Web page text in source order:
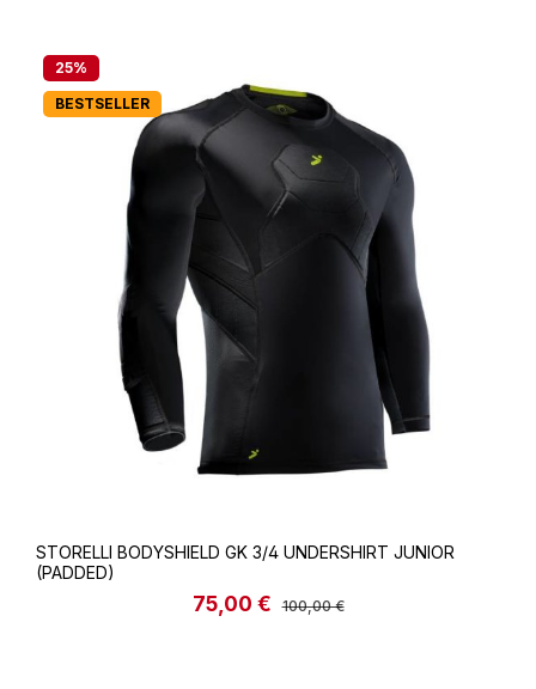
25%
BESTSELLER
STORELLI BODYSHIELD GK 3/4 UNDERSHIRT JUNIOR
(PADDED)
Verkaufspreis:
75,00 € Regulärer Preis:
100,00 €